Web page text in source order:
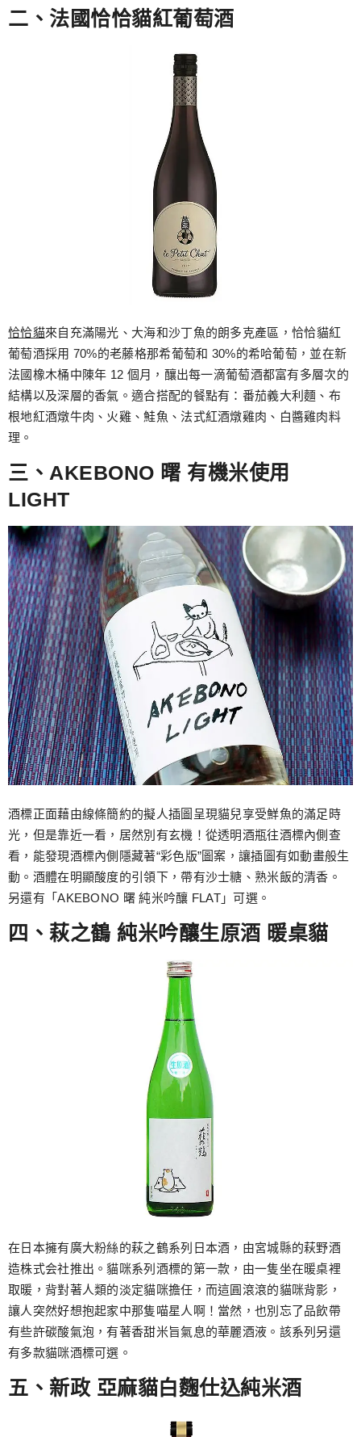
二、法國恰恰貓紅葡萄酒
恰恰貓來自充滿陽光、大海和沙丁魚的朗多克產區，恰恰貓紅
葡萄酒採用 70%的老藤格那希葡萄和 30%的希哈葡萄，並在新
法國橡木桶中陳年 12 個月，釀出每一滴葡萄酒都富有多層次的
結構以及深層的香氣。適合搭配的餐點有：番茄義大利麵、布
根地紅酒燉牛肉、火雞、鮭魚、法式紅酒燉雞肉、白醬雞肉料
理。
三、AKEBONO 曙 有機米使用
LIGHT
酒標正面藉由線條簡約的擬人插圖呈現貓兒享受鮮魚的滿足時
光，但是靠近一看，居然別有玄機！從透明酒瓶往酒標內側查
看，能發現酒標內側隱藏著“彩色版”圖案，讓插圖有如動畫般生
動。酒體在明顯酸度的引領下，帶有沙士糖、熟米飯的清香。
另還有「AKEBONO 曙 純米吟釀 FLAT」可選。
四、萩之鶴 純米吟釀生原酒 暖桌貓
在日本擁有廣大粉絲的萩之鶴系列日本酒，由宮城縣的萩野酒
造株式会社推出。貓咪系列酒標的第一款，由一隻坐在暖桌裡
取暖，背對著人類的淡定貓咪擔任，而這圓滾滾的貓咪背影，
讓人突然好想抱起家中那隻喵星人啊！當然，也別忘了品飲帶
有些許碳酸氣泡，有著香甜米旨氣息的華麗酒液。該系列另還
有多款貓咪酒標可選。
五、新政 亞麻貓白麴仕込純米酒